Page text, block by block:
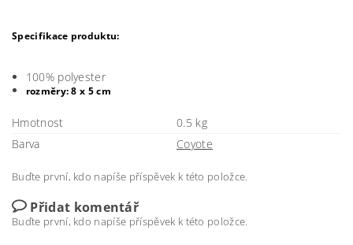
Specifikace produktu:
100% polyester
rozměry: 8 x 5 cm
Hmotnost
0.5 kg
Barva
Coyote
Buďte první, kdo napíše příspěvek k této položce.
Přidat komentář
Buďte první, kdo napíše příspěvek k této položce.